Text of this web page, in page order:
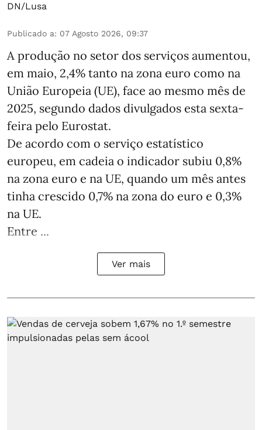
DN/Lusa
Publicado a: 07 Agosto 2026, 09:37
A produção no setor dos serviços aumentou,
em maio, 2,4% tanto na zona euro como na
União Europeia (UE), face ao mesmo mês de
2025, segundo dados divulgados esta sexta-
feira pelo Eurostat.
De acordo com o serviço estatístico
europeu, em cadeia o indicador subiu 0,8%
na zona euro e na UE, quando um mês antes
tinha crescido 0,7% na zona do euro e 0,3%
na UE.
Entre ...
Ver mais